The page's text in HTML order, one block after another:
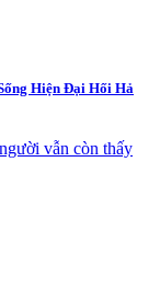
Hiện Đại Hối Hả
vẫn còn thấy